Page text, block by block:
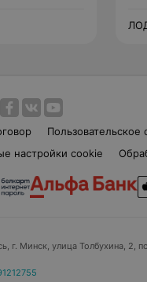
Пользовательское
настройки cookie
г. Минск, улица Толбухина, 2,